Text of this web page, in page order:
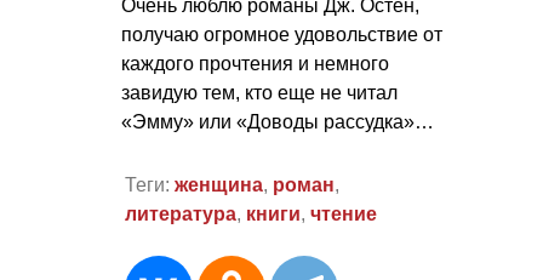
Очень люблю романы Дж. Остен,
получаю огромное удовольствие от
каждого прочтения и немного
завидую тем, кто еще не читал
«Эмму» или «Доводы рассудка»…
Теги: женщина, роман,
литература, книги, чтение